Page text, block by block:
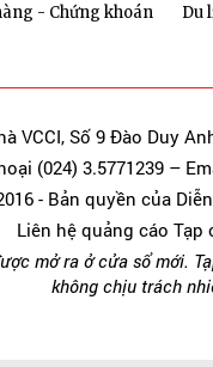
- Chứng khoán Du
VCCI, Số 9 Đào Duy
(024) 3.5771239 –
- Bản quyền của
Liên hệ quảng cáo Tạp
mở ra ở cửa sổ mới.
không chịu trách